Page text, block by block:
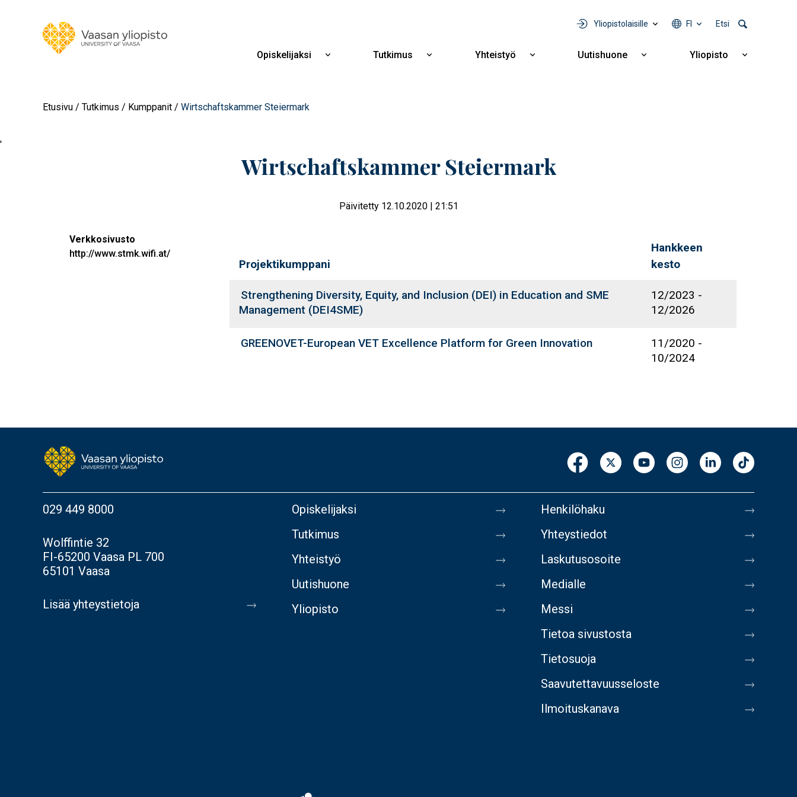
Yliopistolaisille FI Etsi
Opiskelijaksi
Näytä
Tutkimus
Näytä
Yhteistyö
Näytä
Uutishuone
Näytä
Yliopisto
Näytä
Etusivu Tutkimus Kumppanit Wirtschaftskammer Steiermark
'
Wirtschaftskammer Steiermark
Päivitetty 12.10.2020 | 21:51
Verkkosivusto
http://www.stmk.wifi.at/
Projektikumppani
Hankkeen
kesto
Strengthening Diversity, Equity, and Inclusion (DEI) in Education and SME
Management (DEI4SME)
12/2023 -
12/2026
GREENOVET-European VET Excellence Platform for Green Innovation 11/2020 -
10/2024
029 449 8000
Wolffintie 32
FI-65200 Vaasa PL 700
65101 Vaasa
Lisää yhteystietoja
Opiskelijaksi
Tutkimus
Yhteistyö
Uutishuone
Yliopisto
Henkilöhaku
Yhteystiedot
Laskutusosoite
Medialle
Messi
Tietoa sivustosta
Tietosuoja
Saavutettavuusseloste
Ilmoituskanava